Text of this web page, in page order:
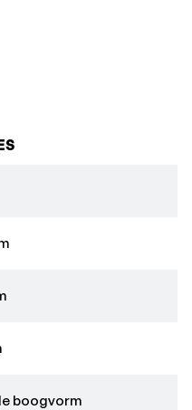
boogvorm